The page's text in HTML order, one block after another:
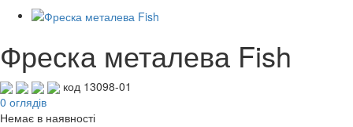
Фреска металева Fish
код 13098-01
0 оглядів
Немає в наявності